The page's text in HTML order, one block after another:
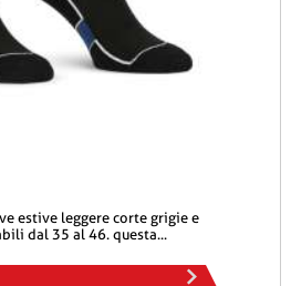
dal 35 al 46. questa...